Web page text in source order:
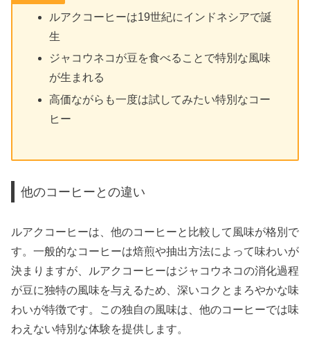
ルアクコーヒーは19世紀にインドネシアで誕
生
ジャコウネコが豆を食べることで特別な風味
が生まれる
高価ながらも一度は試してみたい特別なコー
ヒー
他のコーヒーとの違い
ルアクコーヒーは、他のコーヒーと比較して風味が格別で
す。一般的なコーヒーは焙煎や抽出方法によって味わいが
決まりますが、ルアクコーヒーはジャコウネコの消化過程
が豆に独特の風味を与えるため、深いコクとまろやかな味
わいが特徴です。この独自の風味は、他のコーヒーでは味
わえない特別な体験を提供します。